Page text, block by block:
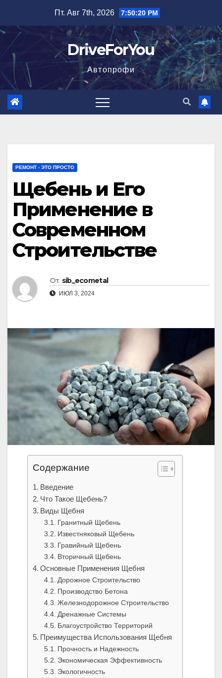
содержимому
Пт. Авг 7th, 2026 7:50:21 PM
DriveForYou
Автопрофи
РЕМОНТ - ЭТО ПРОСТО
Щебень и Его
Применение в
Современном
Строительстве
От sib_ecometal
ИЮЛ 3, 2024
Содержание
Введение
Что Такое Щебень?
Виды Щебня
Гранитный Щебень
Известняковый Щебень
Гравийный Щебень
Вторичный Щебень
Основные Применения Щебня
Дорожное Строительство
Производство Бетона
Железнодорожное Строительство
Дренажные Системы
Благоустройство Территорий
Преимущества Использования Щебня
Прочность и Надежность
Экономическая Эффективность
Экологичность